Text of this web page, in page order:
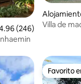
promedio:
(246)
Villa de
Favorito
Favorito